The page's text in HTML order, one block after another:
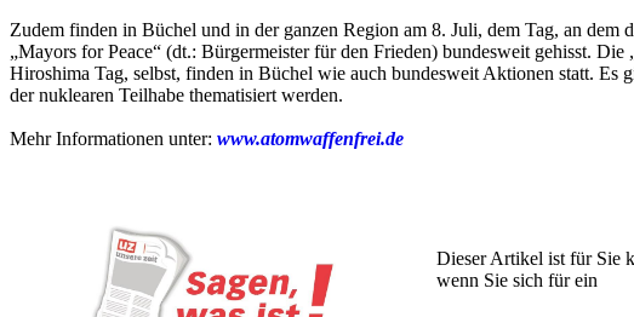
Zudem finden in Büchel und in der ganzen Region am 8. Juli, dem Tag, an
„Mayors for Peace“ (dt.: Bürgermeister für den Frieden) bundesweit gehisst.
Hiroshima Tag, selbst, finden in Büchel wie auch bundesweit Aktionen statt. Es
der nuklearen Teilhabe thematisiert werden.
Mehr Informationen unter: www.atomwaffenfrei.de
Dieser Artikel ist für Sie
wenn Sie sich für ein